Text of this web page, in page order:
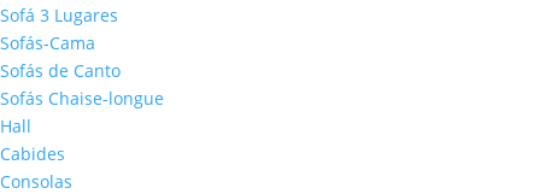
Sofá 3 Lugares
Sofás-Cama
Sofás de Canto
Sofás Chaise-longue
Hall
Cabides
Consolas